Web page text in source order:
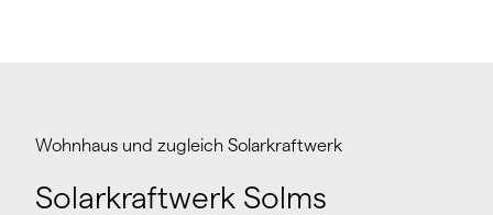
Wohnhaus und zugleich Solarkraftwerk
Solarkraftwerk Solms